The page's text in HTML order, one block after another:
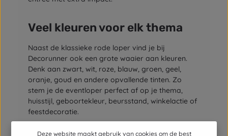
Veel kleuren voor elk thema
Naast de klassieke rode loper vind je bij
Decorunner ook een grote waaier aan kleuren.
Denk aan zwart, wit, roze, blauw, groen, geel,
oranje, goud en andere opvallende tinten. Zo
stem je de eventloper perfect af op je thema,
huisstijl, geboortekleur, beursstand, winkelactie of
feestdecoratie.
Deze website maakt gebruik van cookies om de best